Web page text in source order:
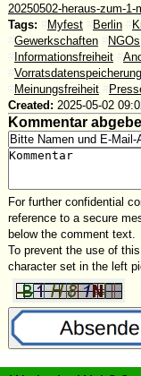
20250502-heraus-zum-1-
Tags:
Myfest Berlin
Gewerkschaften NGOs
Informationsfreiheit
Vorratsdatenspeicherung
Meinungsfreiheit
Created: 2025-05-02
Kommentar
For further confidential
reference to a secure
below the comment text.
To prevent the use of
character set in the left